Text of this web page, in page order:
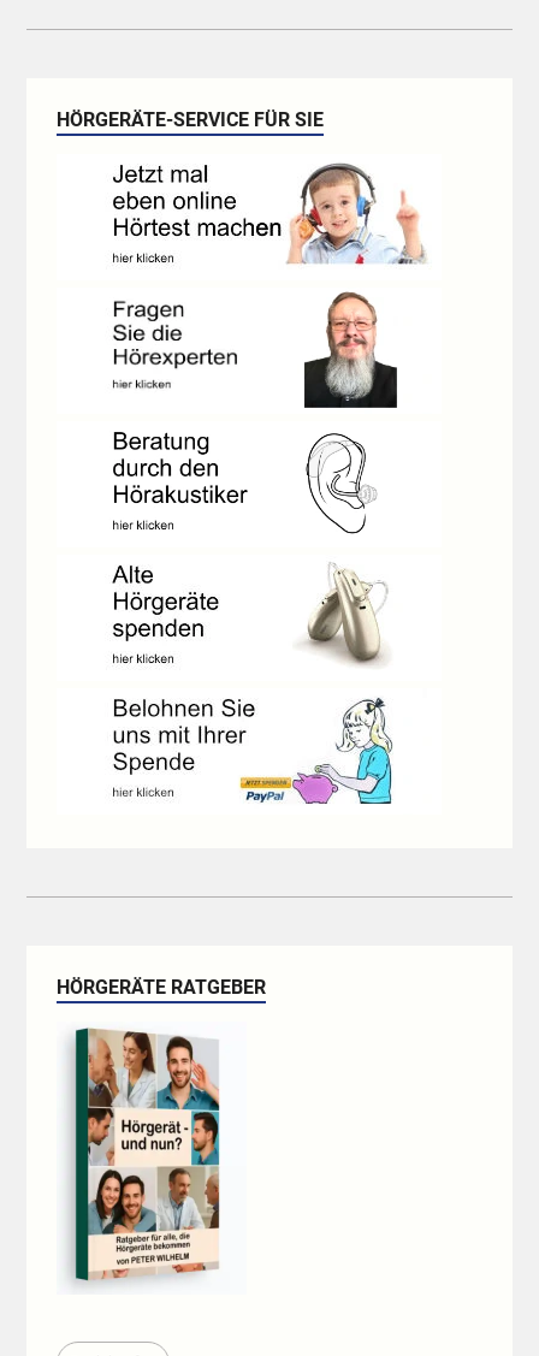
HÖRGERÄTE-SERVICE FÜR SIE
HÖRGERÄTE RATGEBER